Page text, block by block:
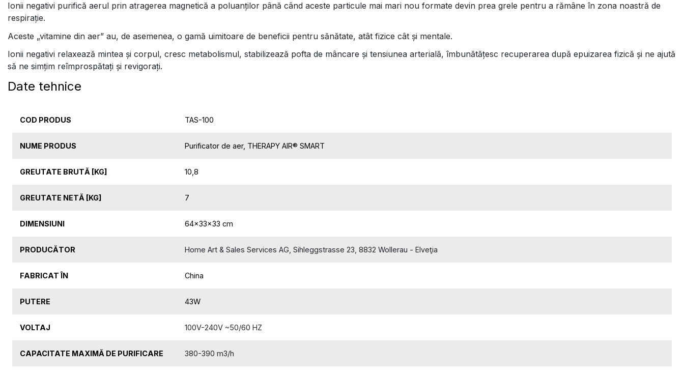
Ionii negativi purifică aerul prin atragerea magnetică a poluanților până când aceste particule mai mari nou formate devin prea grele pentru a rămâne în zona noastră de
respirație.
Aceste „vitamine din aer” au, de asemenea, o gamă uimitoare de beneficii pentru sănătate, atât fizice cât și mentale.
Ionii negativi relaxează mintea și corpul, cresc metabolismul, stabilizează pofta de mâncare și tensiunea arterială, îmbunătățesc recuperarea după epuizarea fizică și ne ajută
să ne simțim reîmprospătați și revigorați.
Date tehnice
COD PRODUS TAS-100
NUME PRODUS Purificator de aer, THERAPY AIR® SMART
GREUTATE BRUTĂ [KG] 10,8
GREUTATE NETĂ [KG] 7
DIMENSIUNI 64x33x33 cm
PRODUCĂTOR Home Art & Sales Services AG, Sihleggstrasse 23, 8832 Wollerau - Elveţia
FABRICAT ÎN China
PUTERE 43W
VOLTAJ 100V-240V ~50/60 HZ
CAPACITATE MAXIMĂ DE PURIFICARE 380-390 m3/h